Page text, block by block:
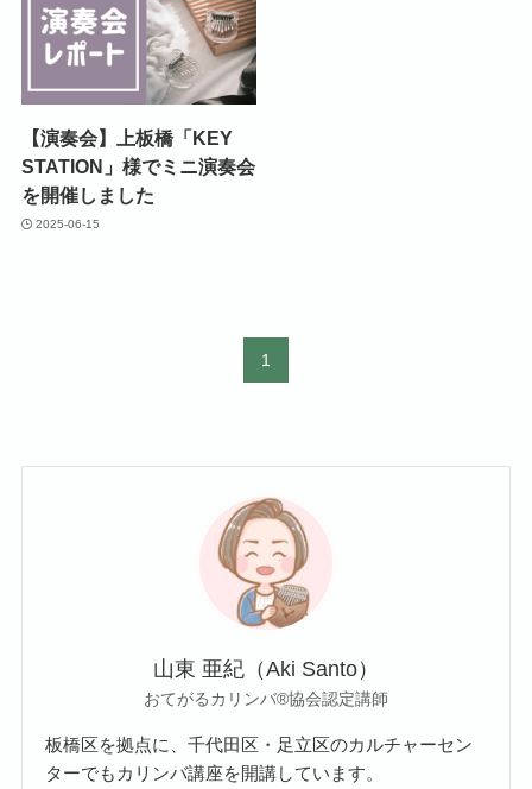
【演奏会】上板橋「KEY
STATION」様でミニ演奏会
を開催しました
2025-06-15
1
山東 亜紀（Aki Santo）
おてがるカリンバ®協会認定講師
板橋区を拠点に、千代田区・足立区のカルチャーセン
ターでもカリンバ講座を開講しています。